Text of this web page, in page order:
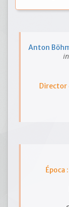
Anton
in
Director
Época :